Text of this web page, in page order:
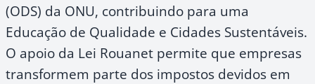
(ODS) da ONU, contribuindo para uma
Educação de Qualidade e Cidades Sustentáveis.
O apoio da Lei Rouanet permite que empresas
transformem parte dos impostos devidos em